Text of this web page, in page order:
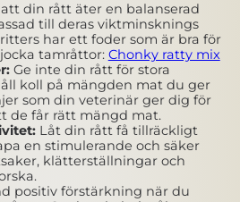
din rått äter en balanserad
till deras viktminsknings
har ett foder som är bra för
tamråttor: Chonky ratty mix
Ge inte din rått för stora
koll på mängden mat du ger
som din veterinär ger dig för
de får rätt mängd mat.
Låt din rått få tillräckligt
en stimulerande och säker
klätterställningar och
positiv förstärkning när du